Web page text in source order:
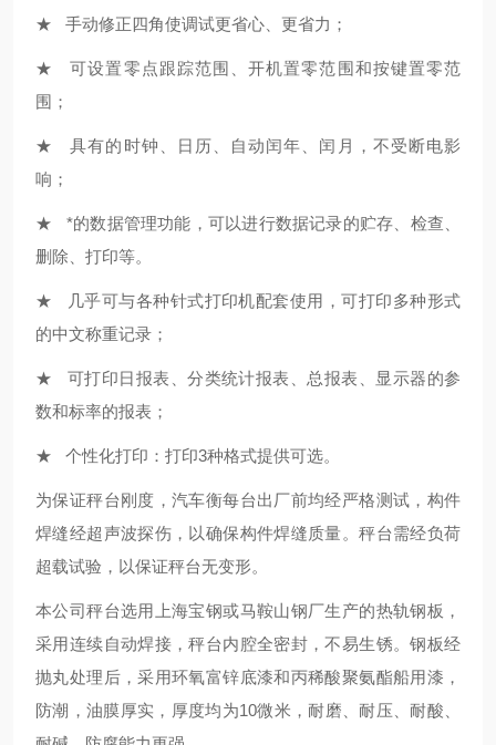
★ 手动修正四角使调试更省心、更省力；
★ 可设置零点跟踪范围、开机置零范围和按键置零范
围；
★ 具有的时钟、日历、自动闰年、闰月，不受断电影
响；
★ *的数据管理功能，可以进行数据记录的贮存、检查、
删除、打印等。
★ 几乎可与各种针式打印机配套使用，可打印多种形式
的中文称重记录；
★ 可打印日报表、分类统计报表、总报表、显示器的参
数和标率的报表；
★ 个性化打印：打印3种格式提供可选。
为保证秤台刚度，汽车衡每台出厂前均经严格测试，构件
焊缝经超声波探伤，以确保构件焊缝质量。秤台需经负荷
超载试验，以保证秤台无变形。
本公司秤台选用上海宝钢或马鞍山钢厂生产的热轨钢板，
采用连续自动焊接，秤台内腔全密封，不易生锈。钢板经
抛丸处理后，采用环氧富锌底漆和丙稀酸聚氨酯船用漆，
防潮，油膜厚实，厚度均为10微米，耐磨、耐压、耐酸、